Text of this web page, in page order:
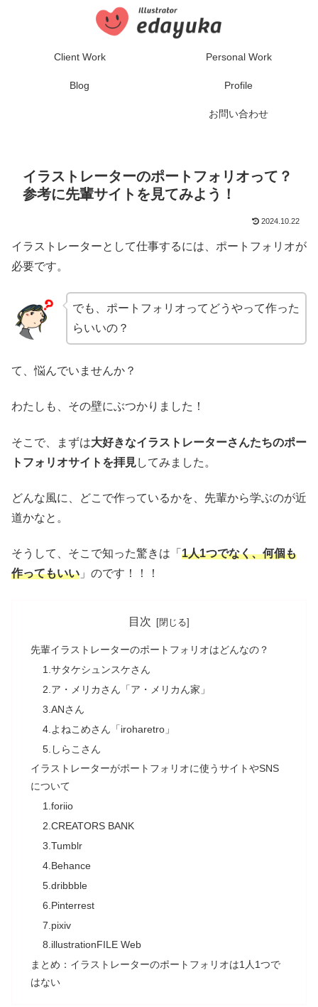
Client Work Personal Work
Blog Profile
お問い合わせ
イラストレーターのポートフォリオって？
参考に先輩サイトを見てみよう！
2024.10.22
イラストレーターとして仕事するには、ポートフォリオが
必要です。
でも、ポートフォリオってどうやって作った
らいいの？
て、悩んでいませんか？
わたしも、その壁にぶつかりました！
そこで、まずは大好きなイラストレーターさんたちのポー
トフォリオサイトを拝見してみました。
どんな風に、どこで作っているかを、先輩から学ぶのが近
道かなと。
そうして、そこで知った驚きは「 1人1つでなく、何個も
作ってもいい 」のです！！！
目次
先輩イラストレーターのポートフォリオはどんなの？
1.サタケシュンスケさん
2.ア・メリカさん「ア・メリカん家」
3.ANさん
4.よねこめさん「iroharetro」
5.しらこさん
イラストレーターがポートフォリオに使うサイトやSNS
について
1.foriio
2.CREATORS BANK
3.Tumblr
4.Behance
5.dribbble
6.Pinterrest
7.pixiv
8.illustrationFILE Web
まとめ：イラストレーターのポートフォリオは1人1つで
はない